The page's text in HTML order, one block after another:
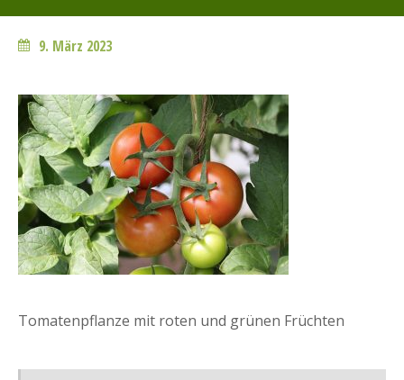
9. März 2023
Tomatenpflanze mit roten und grünen Früchten